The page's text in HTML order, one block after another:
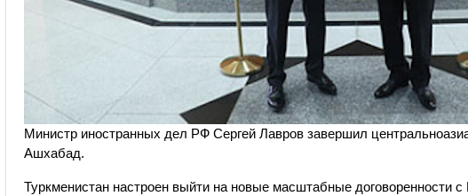
Министр иностранных дел РФ Сергей Лавров завершил
Ашхабад.
Туркменистан настроен выйти на новые масштабные договоренности с